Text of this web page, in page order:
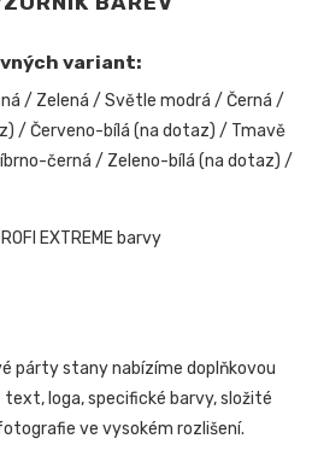
variant:
/ Zelená / Světle modrá / Černá /
/ Červeno-bílá (na dotaz) / Tmavě
černá / Zeleno-bílá (na dotaz) /
párty stany nabízíme doplňkovou
loga, specifické barvy, složité
ve vysokém rozlišení.